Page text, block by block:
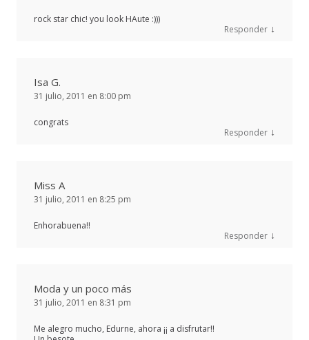
rock star chic! you look HAute :)))
Responder ↓
Isa G.
31 julio, 2011 en 8:00 pm
congrats
Responder ↓
Miss A
31 julio, 2011 en 8:25 pm
Enhorabuena!!
Responder ↓
Moda y un poco más
31 julio, 2011 en 8:31 pm
Me alegro mucho, Edurne, ahora ¡¡ a disfrutar!!